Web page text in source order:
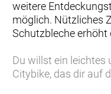
weitere
möglich. Nützliches
Schutzbleche erhöht
Du willst ein leichtes
Citybike, das dir auf